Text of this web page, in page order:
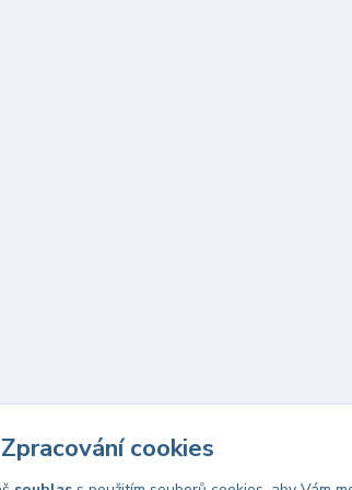
Zpracování cookies